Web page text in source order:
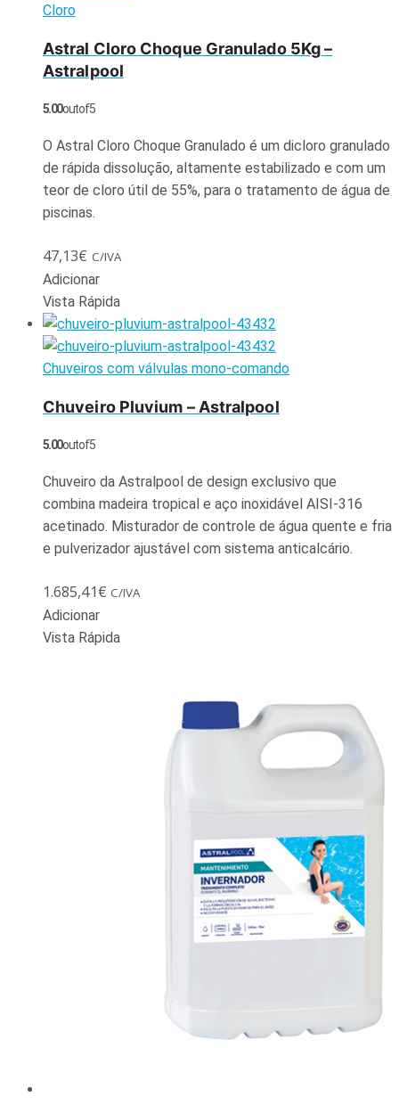
Cloro
Astral Cloro Choque Granulado 5Kg –
Astralpool
5.00out of 5
O Astral Cloro Choque Granulado é um dicloro granulado
de rápida dissolução, altamente estabilizado e com um
teor de cloro útil de 55%, para o tratamento de água de
piscinas.
47,13€ C/IVA
Adicionar
Vista Rápida
Chuveiros com válvulas mono-comando
Chuveiro Pluvium – Astralpool
5.00out of 5
Chuveiro da Astralpool de design exclusivo que
combina madeira tropical e aço inoxidável AISI-316
acetinado. Misturador de controle de água quente e fria
e pulverizador ajustável com sistema anticalcário.
1.685,41€ C/IVA
Adicionar
Vista Rápida